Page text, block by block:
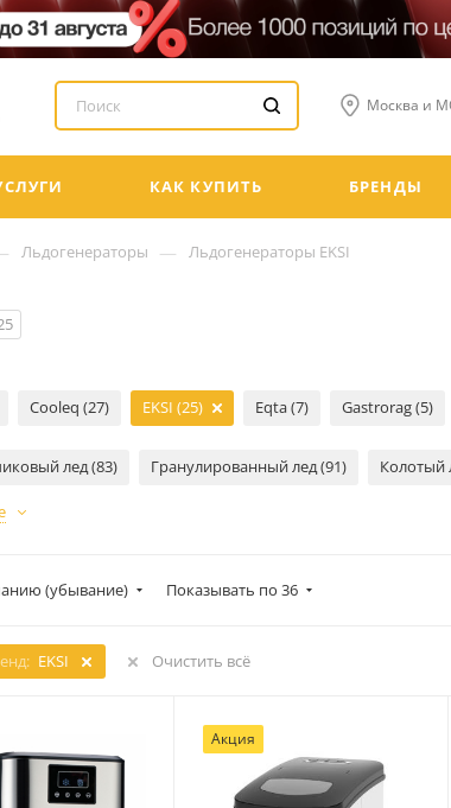
Москва и
КАК КУПИТЬ БРЕНДЫ
Льдогенераторы — Льдогенераторы EKSI
Cooleq (27) EKSI (25) Eqta (7) Gastrorag (5)
лед (83) Гранулированный лед (91) Колотый
(убывание) Показывать по 36
EKSI Очистить всё
Акция